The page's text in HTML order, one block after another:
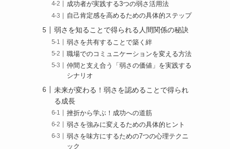
成功者が実践する3つの弱さ活用法
自己肯定感を高めるための具体的ステップ
弱さを知ることで得られる人間関係の秘訣
弱さを共有することで築く絆
職場でのコミュニケーションを変える方法
仲間と支え合う「弱さの価値」を実践する
シナリオ
未来が変わる！弱さを認めることで得られ
る成長
挫折から学ぶ！成功への道筋
弱さを強みに変えるための具体的ヒント
弱さを味方にするための7つの心理テクニ
ック